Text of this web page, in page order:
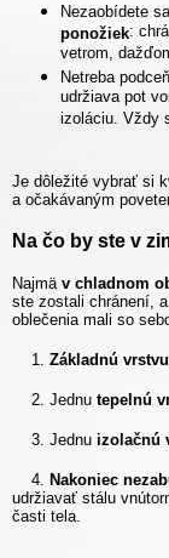
Nezaobídete
ponožiek:
vetrom,
Netreba
udržiava pot
izoláciu. Vždy
Je dôležité vybrať si
a očakávaným
Na čo by ste v
Najmä v chladnom
ste zostali chránení,
oblečenia mali so
1. Základnú vrstvu
2. Jednu tepelnú
3. Jednu izolačnú
4. Nakoniec
udržiavať stálu
časti tela.